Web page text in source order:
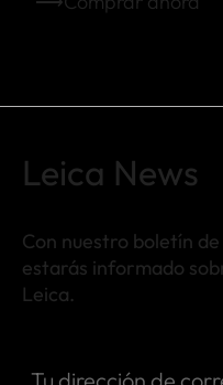
Leica News
Con nuestro boletín
estarás informado
Leica.